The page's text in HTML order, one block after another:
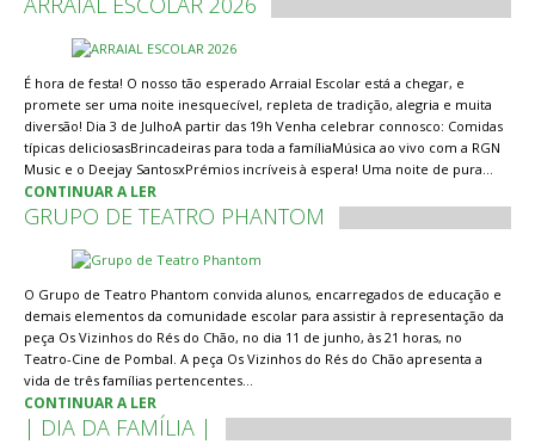
É hora de festa! O nosso tão esperado Arraial Escolar está a chegar, e
promete ser uma noite inesquecível, repleta de tradição, alegria e muita
diversão! Dia 3 de JulhoA partir das 19h Venha celebrar connosco: Comidas
típicas deliciosasBrincadeiras para toda a famíliaMúsica ao vivo com a RGN
Music e o Deejay SantosxPrémios incríveis à espera! Uma noite de pura…
CONTINUAR A LER
GRUPO DE TEATRO PHANTOM
O Grupo de Teatro Phantom convida alunos, encarregados de educação e
demais elementos da comunidade escolar para assistir à representação da
peça Os Vizinhos do Rés do Chão, no dia 11 de junho, às 21 horas, no
Teatro-Cine de Pombal. A peça Os Vizinhos do Rés do Chão apresenta a
vida de três famílias pertencentes…
CONTINUAR A LER
| DIA DA FAMÍLIA |